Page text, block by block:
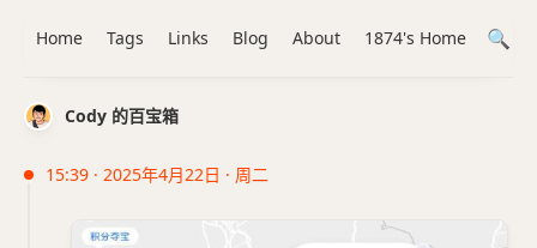
Cody 的百宝箱
15:39 · 2025年4月22日 · 周二
Home Tags Links Blog About 1874's Home